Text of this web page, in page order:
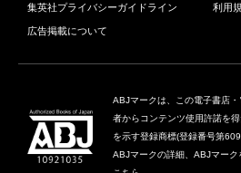
集英社プライバシーガイドライン 利用
広告掲載について
ABJマークは、この電子書店
者からコンテンツ使用許諾を
を示す登録商標(登録番号第
ABJマークの詳細、ABJマー